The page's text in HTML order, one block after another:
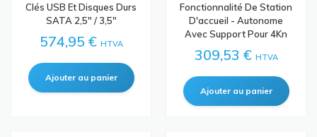
Clés USB Et Disques Durs
SATA 2,5" / 3,5"
574,95 € HTVA
Fonctionnalité De Station
D'accueil - Autonome
Avec Support Pour 4Kn
309,53 € HTVA